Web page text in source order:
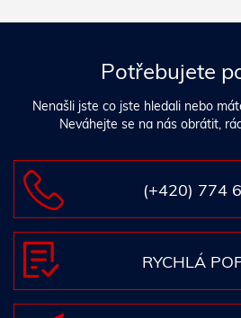
Potřebujete
Nenašli jste co jste hledali nebo
Neváhejte se na nás obrátit,
(+420) 774
RYCHLÁ